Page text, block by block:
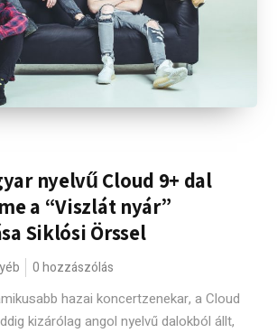
nyelvű Cloud 9+ dal
a “Viszlát nyár”
Siklósi Örssel
0 hozzászólás
hazai koncertzenekar, a Cloud
kizárólag angol nyelvű dalokból állt,